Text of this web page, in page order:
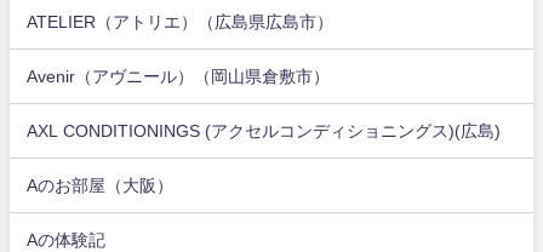
ATELIER（アトリエ）（広島県広島市）
Avenir（アヴニール）（岡山県倉敷市）
AXL CONDITIONINGS (アクセルコンディショニングス)(広島)
Aのお部屋（大阪）
Aの体験記